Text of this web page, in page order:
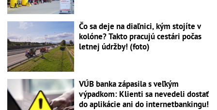
Čo sa deje na diaľnici, kým stojíte v
kolóne? Takto pracujú cestári počas
letnej údržby! (foto)
VÚB banka zápasila s veľkým
výpadkom: Klienti sa nevedeli dostať
do aplikácie ani do internetbankingu!